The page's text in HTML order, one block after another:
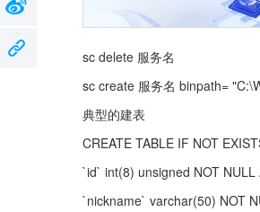
sc delete 服务名
sc create 服务名 binpath=
典型的建表
CREATE TABLE IF NOT
`id` int(8) unsigned NOT NULL
`nickname` varchar(50) NOT